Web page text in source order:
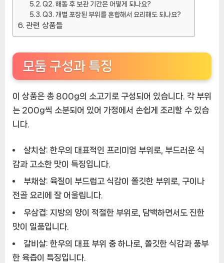
Q2. 해동 후 보관 기간은 어떻게 되나요?
Q3. 개별 포장된 부위를 혼합해서 요리해도 되나요?
관련 상품들
모둠 구성과 특징
이 상품은 총 800g의 소고기로 구성되어 있습니다. 각 부위
는 200g씩 소분되어 있어 가정에서 손쉽게 조리할 수 있습
니다.
살치살: 한우의 대표적인 프리미엄 부위로, 부드러운 식
감과 고소한 맛이 특징입니다.
부채살: 육질이 부드럽고 식감이 쫄깃한 부위로, 구이나
전골 요리에 잘 어울립니다.
우삼겹: 지방의 양이 적절한 부위로, 담백하면서도 진한
맛이 일품입니다.
갈비살: 한우의 대표 부위 중 하나로, 쫄깃한 식감과 풍부
한 육즙이 특징입니다.